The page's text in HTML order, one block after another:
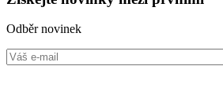
Odběr novinek